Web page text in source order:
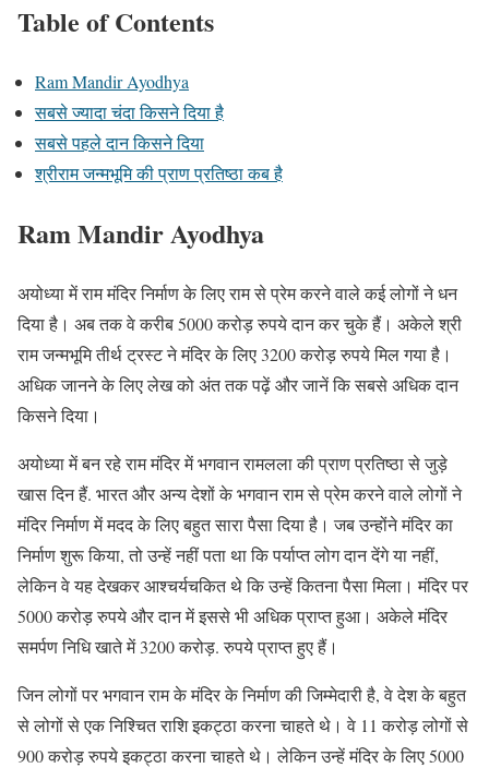
Table of Contents
Ram Mandir Ayodhya
सबसे ज्यादा चंदा किसने दिया है
सबसे पहले दान किसने दिया
श्रीराम जन्मभूमि की प्राण प्रतिष्ठा कब है
Ram Mandir Ayodhya
अयोध्या में राम मंदिर निर्माण के लिए राम से प्रेम करने वाले कई लोगों ने धन
दिया है। अब तक वे करीब 5000 करोड़ रुपये दान कर चुके हैं। अकेले श्री
राम जन्मभूमि तीर्थ ट्रस्ट ने मंदिर के लिए 3200 करोड़ रुपये मिल गया है।
अधिक जानने के लिए लेख को अंत तक पढ़ें और जानें कि सबसे अधिक दान
किसने दिया।
अयोध्या में बन रहे राम मंदिर में भगवान रामलला की प्राण प्रतिष्ठा से जुड़े
खास दिन हैं. भारत और अन्य देशों के भगवान राम से प्रेम करने वाले लोगों ने
मंदिर निर्माण में मदद के लिए बहुत सारा पैसा दिया है। जब उन्होंने मंदिर का
निर्माण शुरू किया, तो उन्हें नहीं पता था कि पर्याप्त लोग दान देंगे या नहीं,
लेकिन वे यह देखकर आश्चर्यचकित थे कि उन्हें कितना पैसा मिला। मंदिर पर
5000 करोड़ रुपये और दान में इससे भी अधिक प्राप्त हुआ। अकेले मंदिर
समर्पण निधि खाते में 3200 करोड़. रुपये प्राप्त हुए हैं।
जिन लोगों पर भगवान राम के मंदिर के निर्माण की जिम्मेदारी है, वे देश के बहुत
से लोगों से एक निश्चित राशि इकट्ठा करना चाहते थे। वे 11 करोड़ लोगों से
900 करोड़ रुपये इकट्ठा करना चाहते थे। लेकिन उन्हें मंदिर के लिए 5000